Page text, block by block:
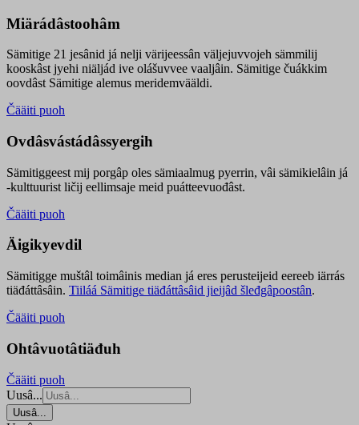
Miärádâstoohâm
Sämitige 21 jesânid já nelji värijeessân väljejuvvojeh sämmilij
kooskâst jyehi niäljád ive olášuvvee vaaljâin. Sämitige čuákkim
oovdâst Sämitige alemus meridemvääldi.
Čääiti puoh
Ovdâsvástádâssyergih
Sämitiggeest mij porgâp oles sämiaalmug pyerrin, vâi sämikielâin já
-kulttuurist ličij eellimsaje meid puátteevuođâst.
Čääiti puoh
Äigikyevdil
Sämitigge muštâl toimâinis median já eres perusteijeid eereeb iärrás
tiäđáttâsâin. Tiiláá Sämitige tiäđáttâsâid jieijâd šleđgâpoostân.
Čääiti puoh
Ohtâvuotâtiäđuh
Čääiti puoh
Uusâ...
Uusâ...